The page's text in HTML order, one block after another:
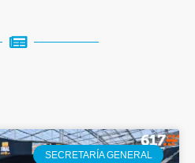
SECRETARÍA GENERAL